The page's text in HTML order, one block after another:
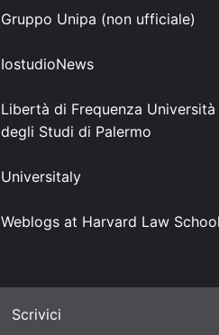
Gruppo Unipa (non ufficiale)
IostudioNews
Libertà di Frequenza Università
degli Studi di Palermo
Universitaly
Weblogs at Harvard Law School
Scrivici